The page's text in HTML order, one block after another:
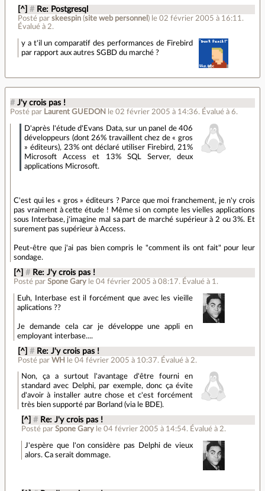
[^] # Re: Postgresql
Posté par skeespin(site web personnel ) le 02 février 2005 à 16:11 .
Évalué à 2.
y a t'il un comparatif des performances de Firebird
par rapport aux autres SGBD du marché ?
# J'y crois pas !
Posté par Laurent GUEDON le 02 février 2005 à 14:36. Évalué à 6.
D'après l'étude d'Evans Data, sur un panel de 406
développeurs (dont 26% travaillent chez de « gros
» éditeurs), 23% ont déclaré utiliser Firebird, 21%
Microsoft Access et 13% SQL Server, deux
applications Microsoft.
C'est qui les « gros » éditeurs ? Parce que moi franchement, je n'y crois
pas vraiment à cette étude ! Même si on compte les vielles applications
sous Interbase, j'imagine mal sa part de marché supérieur à 2 ou 3%. Et
surement pas supérieur à Access.
Peut-être que j'ai pas bien compris le "comment ils ont fait" pour leur
sondage.
[^] # Re: J'y crois pas !
Posté parSpone Gary le 04 février 2005 à 08:17. Évalué à 1 .
Euh, Interbase est il forcément que avec les vieille
aplications ??
Je demande cela car je développe une appli en
employant interbase....
[^] # Re: J'y crois pas !
Posté par WH le 04 février 2005 à 10:37. Évalué à 2.
Non, ça a surtout l'avantage d'être fourni en
standard avec Delphi, par exemple, donc ça évite
d'avoir à installer autre chose et c'est forcément
très bien supporté par Borland (via le BDE).
[^] # Re: J'y crois pas !
Posté parSpone Gary le 04 février 2005 à 14:54. Évalué à2.
J'espère que l'on considère pas Delphi de vieux
alors. Ca serait dommage.